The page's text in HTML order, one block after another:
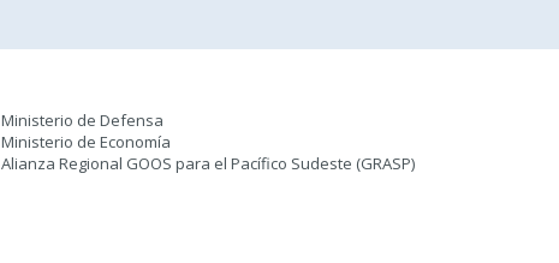
Ministerio de Defensa
Ministerio de Economía
Alianza Regional GOOS para el Pacífico Sudeste (GRASP)